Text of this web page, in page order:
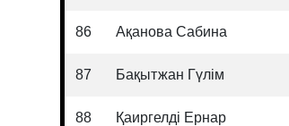
86 Ақанова Сабина
87 Бақытжан Гүлім
88 Қаиргелді Ернар